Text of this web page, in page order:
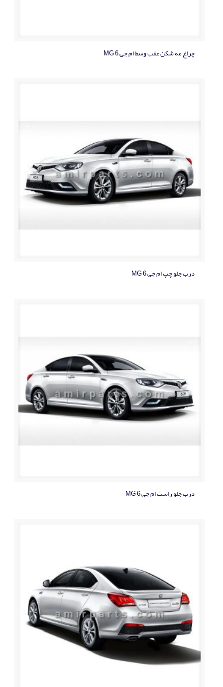
چراغ مه شکن عقب وسط ام جی MG 6
درب جلو چپ ام جی MG 6
درب جلو راست ام جی MG 6